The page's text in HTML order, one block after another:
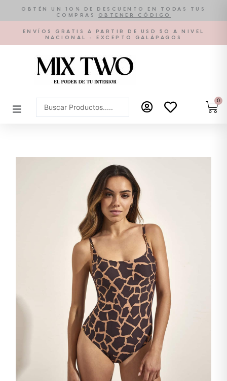
contenido
OBTÉN UN 10% DE DESCUENTO EN TODAS TUS
COMPRAS
OBTENER CÓDIGO
ENVÍOS GRATIS A PARTIR DE USD 50 A NIVEL
NACIONAL - EXCEPTO GALÁPAGOS
Search
...
0